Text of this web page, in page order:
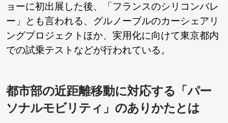
ョーに初出展した後、「フランスのシリコンバレ
ー」とも言われる、グルノーブルのカーシェアリ
ングプロジェクトほか、実用化に向けて東京都内
での試乗テストなどが行われている。
都市部の近距離移動に対応する「パー
ソナルモビリティ」のありかたとは